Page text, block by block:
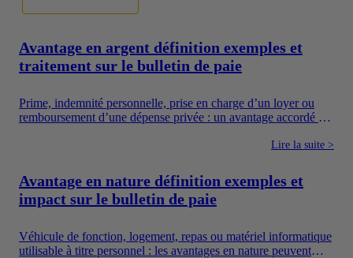
Avantage en argent définition exemples et
traitement sur le bulletin de paie
Prime, indemnité personnelle, prise en charge d’un loyer ou
remboursement d’une dépense privée : un avantage accordé en
autant, toutes les sommes versées par une entreprise ne suivent
rémunération, les avantages en argent, les frais professionnels
et les dispositifs sociaux dont l’utilisation est encadrée.
Lire la suite >
Avantage en nature définition exemples et
impact sur le bulletin de paie
Véhicule de fonction, logement, repas ou matériel informatique
utilisable à titre personnel : les avantages en nature peuvent